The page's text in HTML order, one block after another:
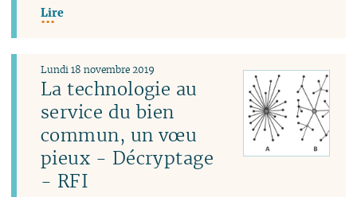
Lire
La technologie au
service du bien
commun, un vœu
pieux - Décryptage
- RFI
Lundi 18 novembre 2019